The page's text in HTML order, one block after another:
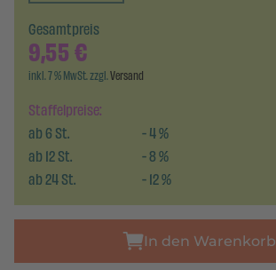
Staffelpreise:
ab6St. -4%
ab12St. -8%
ab24St. -12%
Gesamtpreis
9,55€
inkl. 7 % MwSt. zzgl.Versand
In den Warenkorb